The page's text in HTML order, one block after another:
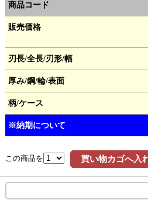
商品コード
販売価格
刃長/全長/刃形/幅
厚み/鋼/輪/表面
柄/ケース
※納期について
この商品を 買い物カゴへ入